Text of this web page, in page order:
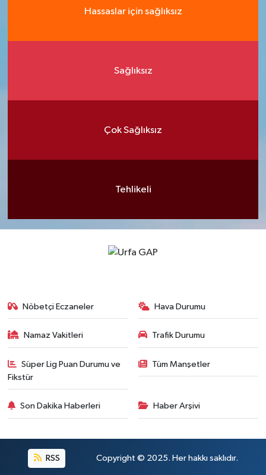
Hassaslar için sağlıksız
Sağlıksız
Çok Sağlıksız
Tehlikeli
Nöbetçi Eczaneler Hava Durumu
Namaz Vakitleri Trafik Durumu
Süper Lig Puan Durumu ve
Fikstür
Tüm Manşetler
Son Dakika Haberleri Haber Arşivi
RSS Copyright © 2025. Her hakkı saklıdır.